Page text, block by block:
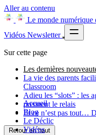
Aller au contenu
Le monde numérique
Vidéos Newsletter
Accueil
Blog
Le Déclic
Vidéos
Sur cette page
Les dernières
La vie des parents
Classroom
Adieu les “slots” : les
prennent le relais
Et ce n’est pas tout…
Retour en haut